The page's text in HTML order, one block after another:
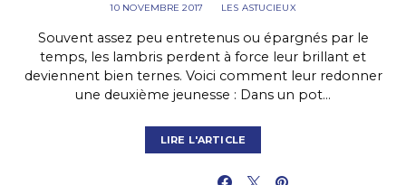
10 NOVEMBRE 2017 LES ASTUCIEUX
Souvent assez peu entretenus ou épargnés par le
temps, les lambris perdent à force leur brillant et
deviennent bien ternes. Voici comment leur redonner
une deuxième jeunesse : Dans un pot…
LIRE L'ARTICLE